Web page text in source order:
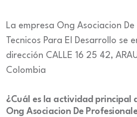
La empresa Ong Asociacion
Tecnicos Para El Desarrollo se
dirección CALLE 16 25 42,
Colombia
¿Cuál es la actividad principal
Ong Asociacion De